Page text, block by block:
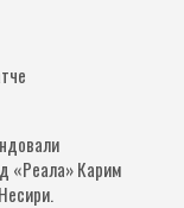
«Реала» Карим